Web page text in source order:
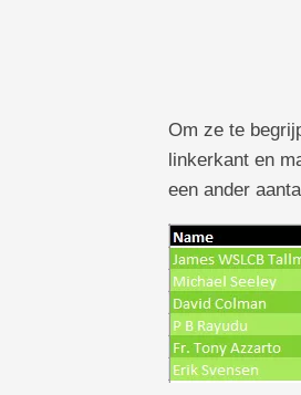
Om ze te
linkerkant en
een ander